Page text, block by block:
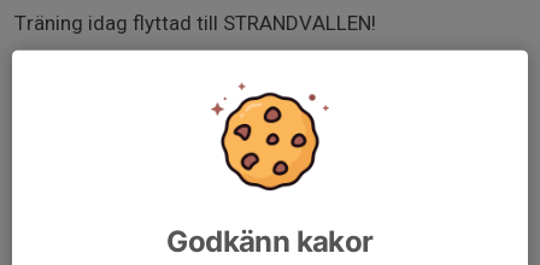
Träning idag flyttad till STRANDVALLEN!
Ta med fotbollsskor, benskydd, vattenflaska och ett
Godkänn kakor